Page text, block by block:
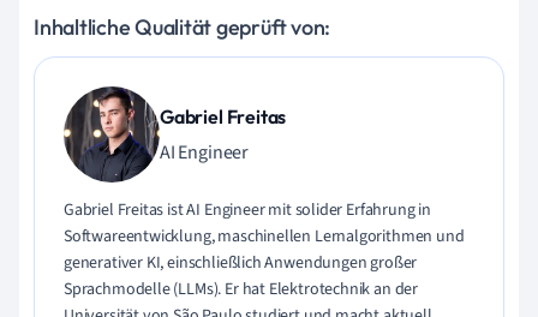
Inhaltliche Qualität geprüft von:
Gabriel Freitas
AI Engineer
Gabriel Freitas ist AI Engineer mit solider Erfahrung in
Softwareentwicklung, maschinellen Lernalgorithmen und
generativer KI, einschließlich Anwendungen großer
Sprachmodelle (LLMs). Er hat Elektrotechnik an der